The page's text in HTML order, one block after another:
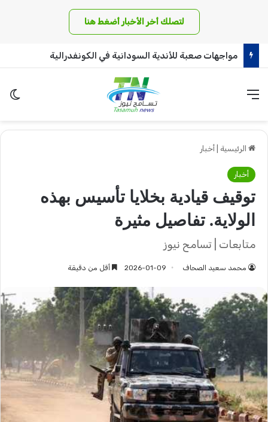
لتصلك أخر الأخبار أضغط هنا
مواجهات صعبة للأندية السودانية في الكونفدرالية
القائمة
الرئيسية أخبار
أخبار
توقيف قيادية بخلايا تأسيس بهذه
الولاية. تفاصيل مثيرة
متابعات | تسامح نيوز
محمد سعيد الصحاف 2026-01-09 أقل من دقيقة